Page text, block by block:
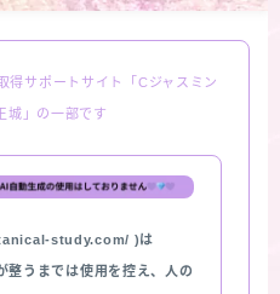
得サポートサイト「Cジャスミン
城」の一部です
study.com/ )は
整うまでは使用を控え、人の